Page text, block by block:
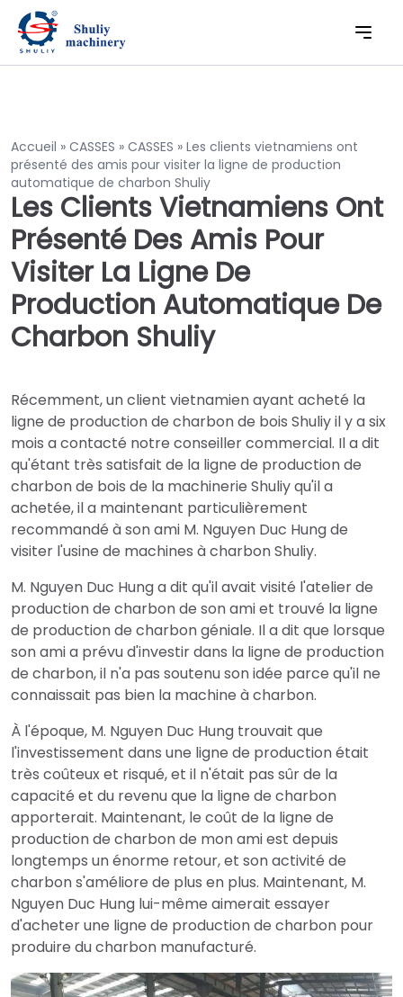
Accueil » CASSES » CASSES » Les clients vietnamiens ont
présenté des amis pour visiter la ligne de production
automatique de charbon Shuliy
Les Clients Vietnamiens Ont
Présenté Des Amis Pour
Visiter La Ligne De
Production Automatique De
Charbon Shuliy
Récemment, un client vietnamien ayant acheté la
ligne de production de charbon de bois Shuliy il y a six
mois a contacté notre conseiller commercial. Il a dit
qu'étant très satisfait de la ligne de production de
charbon de bois de la machinerie Shuliy qu'il a
achetée, il a maintenant particulièrement
recommandé à son ami M. Nguyen Duc Hung de
visiter l'usine de machines à charbon Shuliy.
M. Nguyen Duc Hung a dit qu'il avait visité l'atelier de
production de charbon de son ami et trouvé la ligne
de production de charbon géniale. Il a dit que lorsque
son ami a prévu d'investir dans la ligne de production
de charbon, il n'a pas soutenu son idée parce qu'il ne
connaissait pas bien la machine à charbon.
À l'époque, M. Nguyen Duc Hung trouvait que
l'investissement dans une ligne de production était
très coûteux et risqué, et il n'était pas sûr de la
capacité et du revenu que la ligne de charbon
apporterait. Maintenant, le coût de la ligne de
production de charbon de mon ami est depuis
longtemps un énorme retour, et son activité de
charbon s'améliore de plus en plus. Maintenant, M.
Nguyen Duc Hung lui-même aimerait essayer
d'acheter une ligne de production de charbon pour
produire du charbon manufacturé.